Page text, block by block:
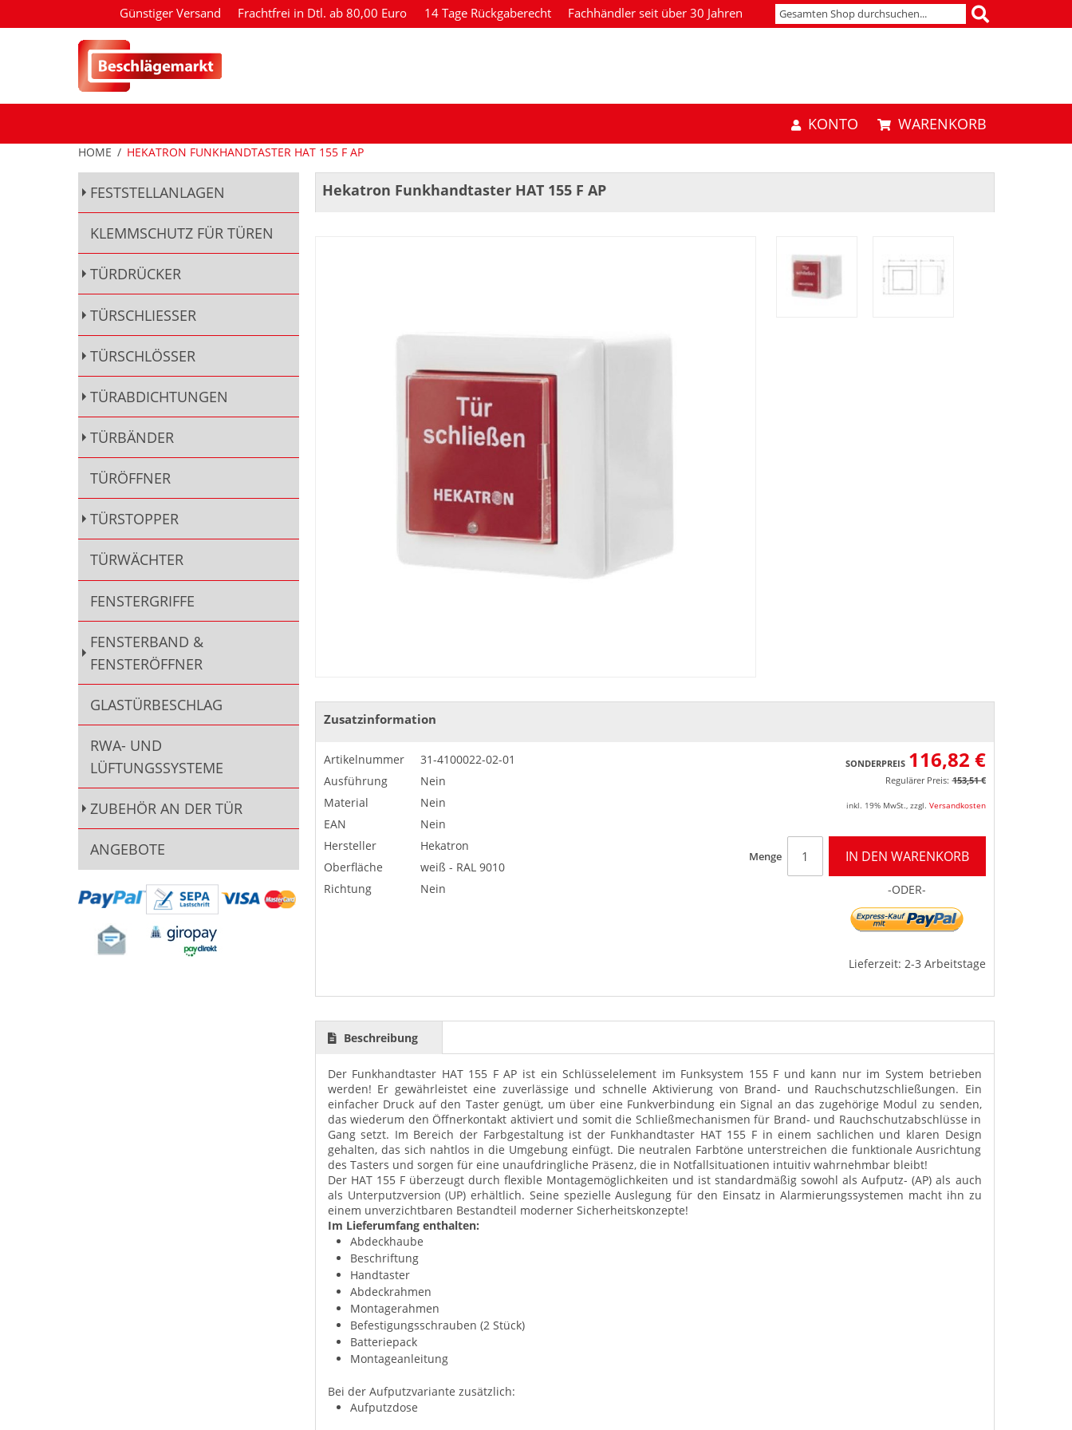
Günstiger Versand Frachtfrei in Dtl. ab 80,00 Euro 14 Tage Rückgaberecht Fachhändler seit über 30 Jahren
KONTO WARENKORB
HOME / HEKATRON FUNKHANDTASTER HAT 155 F AP
Hekatron Funkhandtaster HAT 155 F AP
Zusatzinformation
Artikelnummer
31-4100022-02-01
Ausführung
Nein
Material
Nein
EAN
Nein
Hersteller
Hekatron
Oberfläche
weiß - RAL 9010
Richtung
Nein
SONDERPREIS 116,82 €
Regulärer Preis: 153,51 €
inkl. 19% MwSt. zzgl. Versandkosten
Menge IN DEN WARENKORB
-ODER-
Lieferzeit: 2-3 Arbeitstage
Beschreibung
Der Funkhandtaster HAT 155 F AP ist ein Schlüsselelement im Funksystem 155 F und kann nur im System betrieben
werden! Er gewährleistet eine zuverlässige und schnelle Aktivierung von Brand- und Rauchschutzschließungen. Ein
einfacher Druck auf den Taster genügt, um über eine Funkverbindung ein Signal an das zugehörige Modul zu senden,
das wiederum den Öffnerkontakt aktiviert und somit die Schließmechanismen für Brand- und Rauchschutzabschlüsse in
Gang setzt. Im Bereich der Farbgestaltung ist der Funkhandtaster HAT 155 F in einem sachlichen und klaren Design
gehalten, das sich nahtlos in die Umgebung einfügt. Die neutralen Farbtöne unterstreichen die funktionale Ausrichtung
des Tasters und sorgen für eine unaufdringliche Präsenz, die in Notfallsituationen intuitiv wahrnehmbar bleibt!
Der HAT 155 F überzeugt durch flexible Montagemöglichkeiten und ist standardmäßig sowohl als Aufputz- (AP) als auch
als Unterputzversion (UP) erhältlich. Seine spezielle Auslegung für den Einsatz in Alarmierungssystemen macht ihn zu
einem unverzichtbaren Bestandteil moderner Sicherheitskonzepte!
Im Lieferumfang enthalten:
Abdeckhaube
Beschriftung
Handtaster
Abdeckrahmen
Montagerahmen
Befestigungsschrauben (2 Stück)
Batteriepack
Montageanleitung
Bei der Aufputzvariante zusätzlich:
Aufputzdose
FESTSTELLANLAGEN
KLEMMSCHUTZ FÜR TÜREN
TÜRDRÜCKER
TÜRSCHLIESSER
TÜRSCHLÖSSER
TÜRABDICHTUNGEN
TÜRBÄNDER
TÜRÖFFNER
TÜRSTOPPER
TÜRWÄCHTER
FENSTERGRIFFE
FENSTERBAND &
FENSTERÖFFNER
GLASTÜRBESCHLAG
RWA- UND
LÜFTUNGSSYSTEME
ZUBEHÖR AN DER TÜR
ANGEBOTE